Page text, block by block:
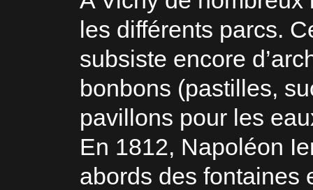
les différents parcs.
subsiste encore
bonbons (pastilles,
pavillons pour les
En 1812, Napoléon
abords des fontaines